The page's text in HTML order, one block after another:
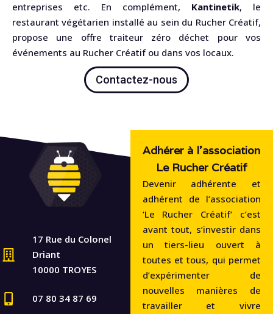
entreprises etc. En complément, Kantinetik, le
restaurant végétarien installé au sein du Rucher Créatif,
propose une offre traiteur zéro déchet pour vos
événements au Rucher Créatif ou dans vos locaux.
Contactez-nous
17 Rue du Colonel
Driant
10000 TROYES
07 80 34 87 69
Adhérer à l'association
Le Rucher Créatif
Devenir adhérente et
adhérent de l’association
‘Le Rucher Créatif‘ c’est
avant tout, s’investir dans
un tiers-lieu ouvert à
toutes et tous, qui permet
d’expérimenter de
nouvelles manières de
travailler et vivre